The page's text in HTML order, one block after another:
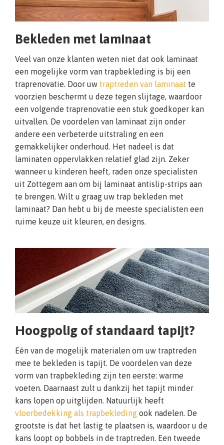
Bekleden met laminaat
Veel van onze klanten weten niet dat ook laminaat
een mogelijke vorm van trapbekleding is bij een
traprenovatie. Door uw traptreden van laminaat te
voorzien beschermt u deze tegen slijtage, waardoor
een volgende traprenovatie een stuk goedkoper kan
uitvallen. De voordelen van laminaat zijn onder
andere een verbeterde uitstraling en een
gemakkelijker onderhoud. Het nadeel is dat
laminaten oppervlakken relatief glad zijn. Zeker
wanneer u kinderen heeft, raden onze specialisten
uit Zottegem aan om bij laminaat antislip-strips aan
te brengen. Wilt u graag uw trap bekleden met
laminaat? Dan hebt u bij de meeste specialisten een
ruime keuze uit kleuren, en designs.
Hoogpolig of standaard tapijt?
Eén van de mogelijk materialen om uw traptreden
mee te bekleden is tapijt. De voordelen van deze
vorm van trapbekleding zijn ten eerste: warme
voeten. Daarnaast zult u dankzij het tapijt minder
kans lopen op uitglijden. Natuurlijk heeft
vloerbedekking als trapbekleding ook nadelen. De
grootste is dat het lastig te plaatsen is, waardoor u de
kans loopt op bobbels in de traptreden. Een tweede